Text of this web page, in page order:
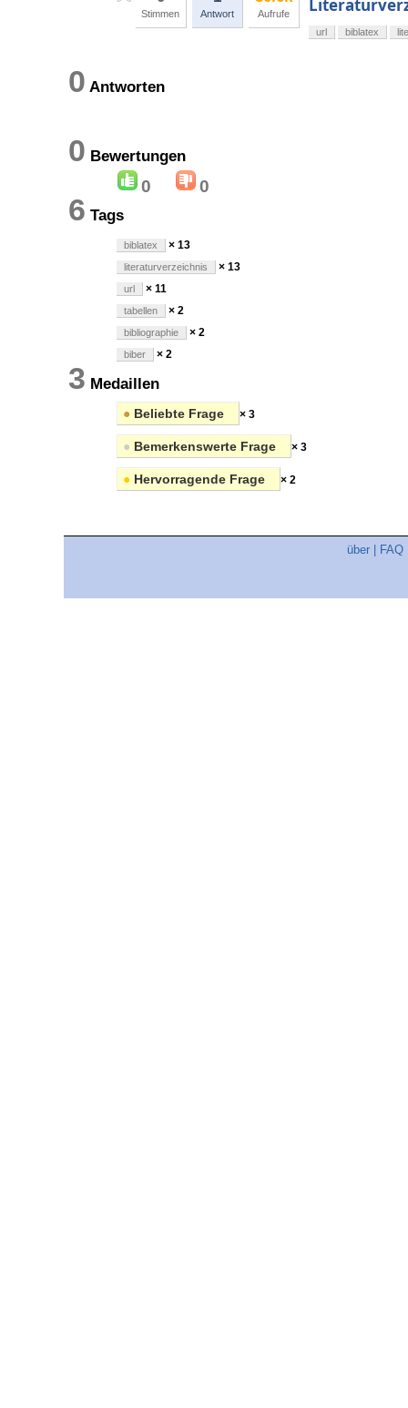
Stimmen Antwort Aufrufe
url biblatex
0 Antworten
0 Bewertungen
0 0
6 Tags
biblatex × 13
literaturverzeichnis × 13
url × 11
tabellen × 2
bibliographie × 2
biber × 2
3 Medaillen
● Beliebte Frage × 3
● Bemerkenswerte Frage × 3
● Hervorragende Frage × 2
über FAQ